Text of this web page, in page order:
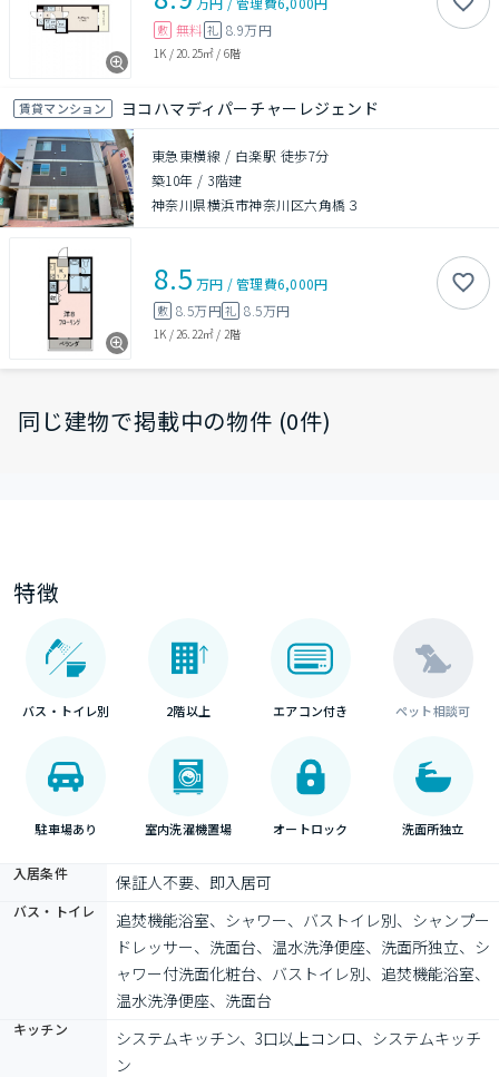
敷 無料 礼 8.9万円
1K / 20.25㎡ / 6階
賃貸マンション ヨコハマディパーチャーレジェンド
東急東横線 / 白楽駅 徒歩7分
築10年 / 3階建
神奈川県横浜市神奈川区六角橋３
8.5 万円 /管理費6,000円
敷 8.5万円礼 8.5万円
1K / 26.22㎡ / 2階
同じ建物で掲載中の物件 (0件)
特徴
バス・トイレ別 2階以上 エアコン付き ペット相談可
駐車場あり 室内洗濯機置場 オートロック 洗面所独立
入居条件 保証人不要、即入居可
バス・トイレ
追焚機能浴室、シャワー、バストイレ別、シャンプー
ドレッサー、洗面台、温水洗浄便座、洗面所独立、シ
ャワー付洗面化粧台、バストイレ別、追焚機能浴室、
温水洗浄便座、洗面台
キッチン
システムキッチン、3口以上コンロ、システムキッチ
ン